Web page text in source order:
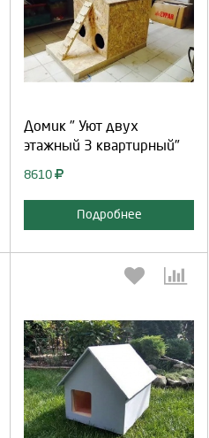
Домик " Уют двух
этажный 3 квартирный"
8610
Подробнее
Выберите количество:
Выберите количество: